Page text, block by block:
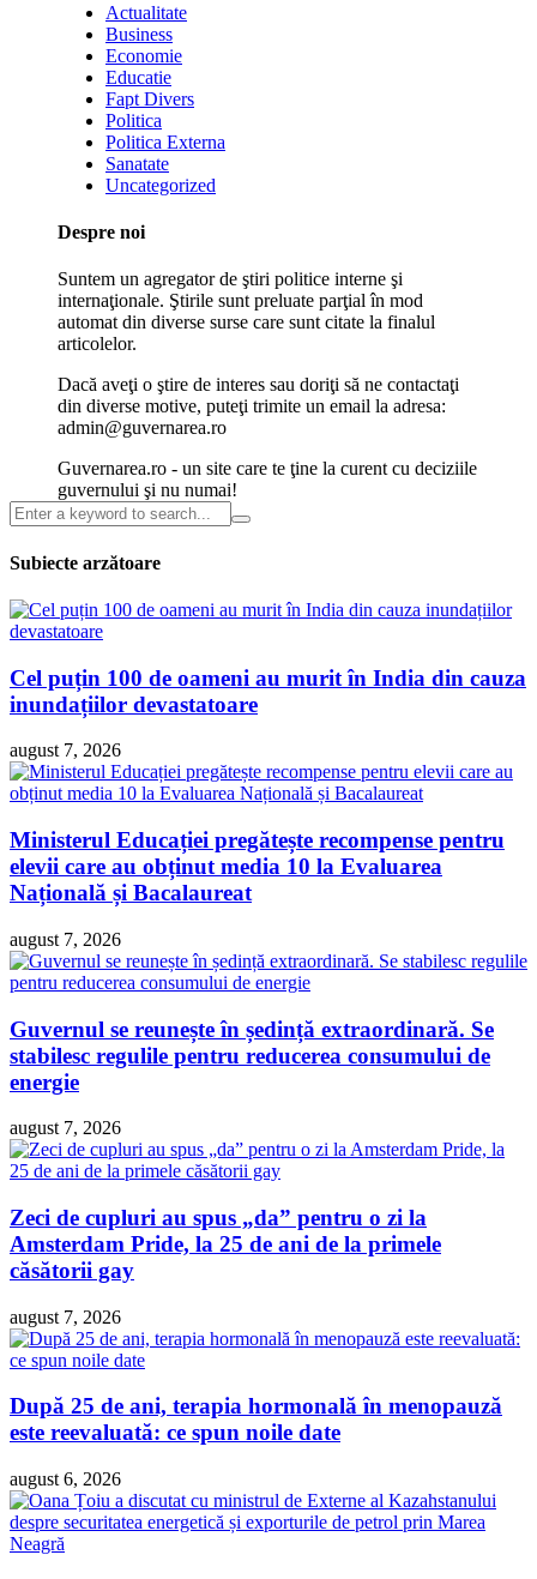
Actualitate
Business
Economie
Educatie
Fapt Divers
Politica
Politica Externa
Sanatate
Uncategorized
Despre noi
Suntem un agregator de ştiri politice interne şi
internaţionale. Ştirile sunt preluate parţial în mod
automat din diverse surse care sunt citate la finalul
articolelor.
Dacă aveţi o ştire de interes sau doriţi să ne contactaţi
din diverse motive, puteţi trimite un email la adresa:
admin@guvernarea.ro
Guvernarea.ro - un site care te ţine la curent cu deciziile
guvernului şi nu numai!
Subiecte arzătoare
Cel puțin 100 de oameni au murit în India din cauza
inundațiilor devastatoare
august 7, 2026
Ministerul Educației pregătește recompense pentru
elevii care au obținut media 10 la Evaluarea
Națională și Bacalaureat
august 7, 2026
Guvernul se reunește în ședință extraordinară. Se
stabilesc regulile pentru reducerea consumului de
energie
august 7, 2026
Zeci de cupluri au spus „da” pentru o zi la
Amsterdam Pride, la 25 de ani de la primele
căsătorii gay
august 7, 2026
După 25 de ani, terapia hormonală în menopauză
este reevaluată: ce spun noile date
august 6, 2026